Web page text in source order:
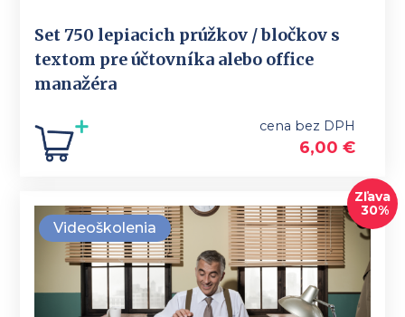
Set 750 lepiacich prúžkov / bločkov s
textom pre účtovníka alebo office
manažéra
cena bez DPH
6,00 €
Videoškolenia
Zľava
30%